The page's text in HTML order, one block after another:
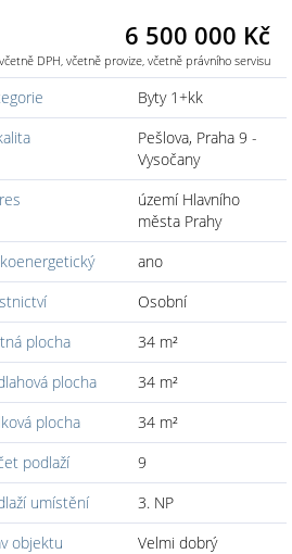
6 500 000 Kč
včetně DPH, včetně provize, včetně právního servisu
Byty 1+kk
Pešlova, Praha 9 -
Vysočany
území Hlavního
města Prahy
ano
Osobní
plocha
34 m²
plocha
34 m²
plocha
34 m²
podlaží
9
umístění
3. NP
objektu
Velmi dobrý